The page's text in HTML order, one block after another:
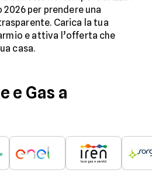
per prendere una
Carica la tua
e attiva l’offerta che
casa.
e Gas a